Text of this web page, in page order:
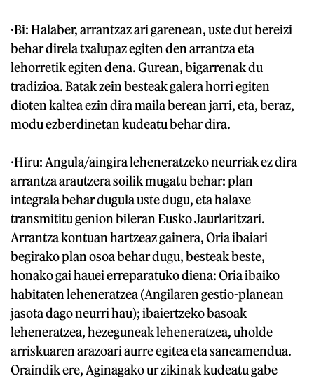
·Bi: Halaber, arrantzaz ari garenean, uste dut bereizi
behar direla txalupaz egiten den arrantza eta
lehorretik egiten dena. Gurean, bigarrenak du
tradizioa. Batak zein besteak galera horri egiten
dioten kaltea ezin dira maila berean jarri, eta, beraz,
modu ezberdinetan kudeatu behar dira.
·Hiru: Angula/aingira leheneratzeko neurriak ez dira
arrantza arautzera soilik mugatu behar: plan
integrala behar dugula uste dugu, eta halaxe
transmititu genion bileran Eusko Jaurlaritzari.
Arrantza kontuan hartzeaz gainera, Oria ibaiari
begirako plan osoa behar dugu, besteak beste,
honako gai hauei erreparatuko diena: Oria ibaiko
habitaten leheneratzea (Angilaren gestio-planean
jasota dago neurri hau); ibaiertzeko basoak
leheneratzea, hezeguneak leheneratzea, uholde
arriskuaren arazoari aurre egitea eta saneamendua.
Oraindik ere, Aginagako ur zikinak kudeatu gabe